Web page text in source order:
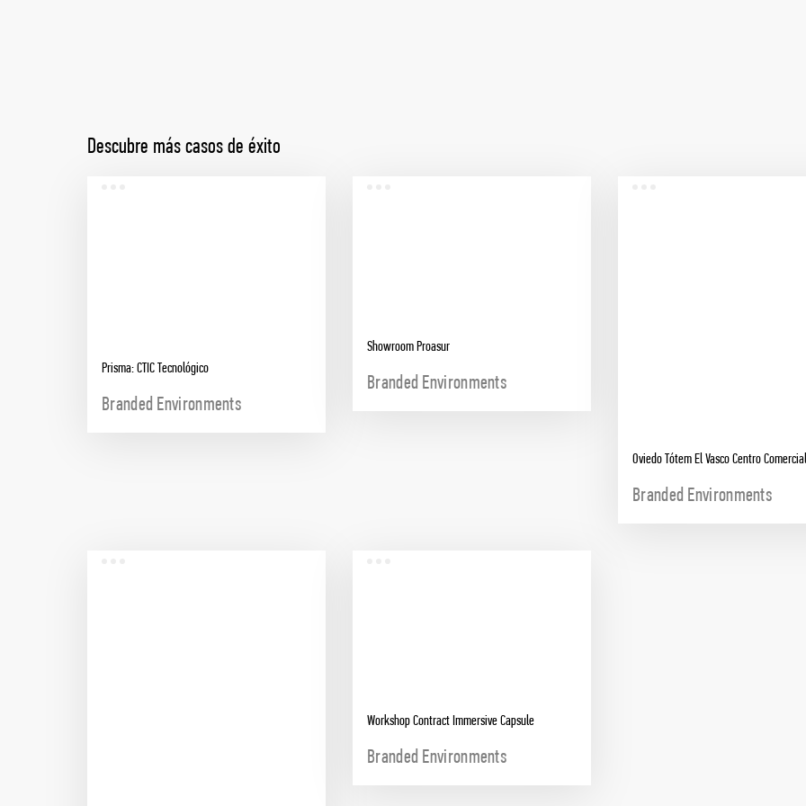
Descubre más casos de éxito
Prisma: CTIC Tecnológico
Branded Environments
Showroom Proasur
Branded Environments
Oviedo Tótem El Vasco Centro Comercial
Branded Environments
Workshop Contract Immersive Capsule
Branded Environments